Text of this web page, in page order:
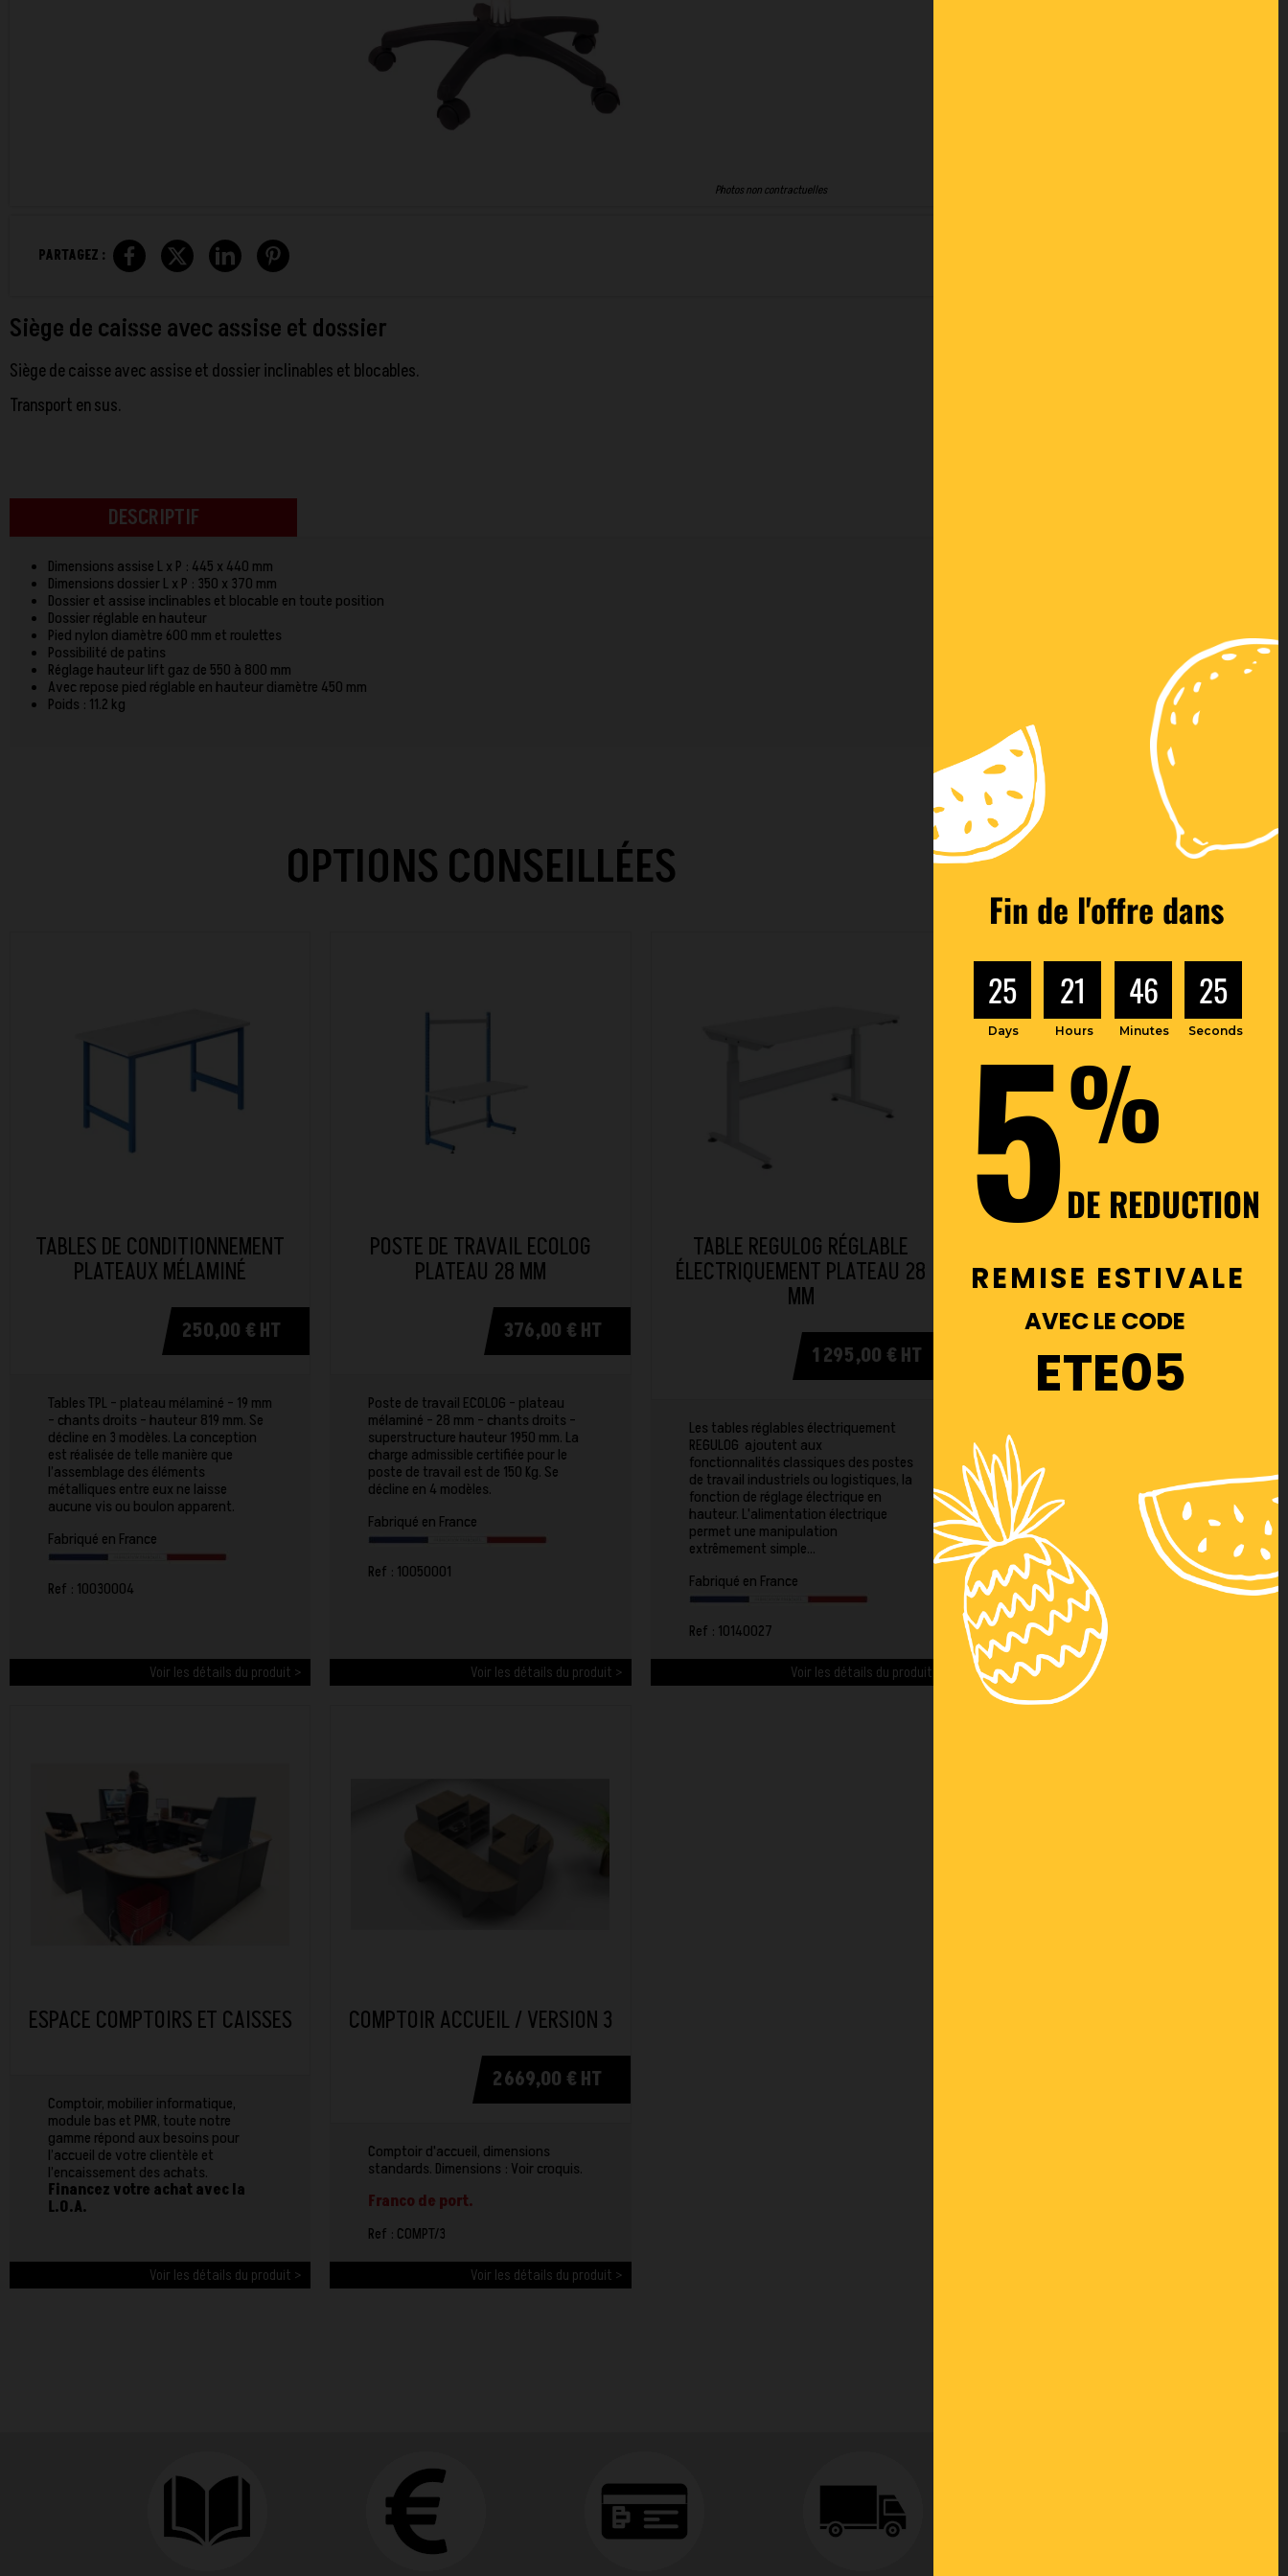
Photos non contractuelles
PARTAGEZ :
Siège de caisse avec assise et dossier
Siège de caisse avec assise et dossier inclinables et blocables.
Transport en sus.
DESCRIPTIF
Dimensions assise L x P : 445 x 440 mm
Dimensions dossier L x P : 350 x 370 mm
Dossier et assise inclinables et blocable en toute position
Dossier réglable en hauteur
Pied nylon diamètre 600 mm et roulettes
Possibilité de patins
Réglage hauteur lift gaz de 550 à 800 mm
Avec repose pied réglable en hauteur diamètre 450 mm
Poids : 11.2 kg
OPTIONS CONSEILLÉES
TABLES DE CONDITIONNEMENT
PLATEAUX MÉLAMINÉ
250,00 € HT
Tables TPL - plateau mélaminé - 19 mm
- chants droits - hauteur 819 mm. Se
décline en 3 modèles. La conception
est réalisée de telle manière que
l’assemblage des éléments
métalliques entre eux ne laisse
aucune vis ou boulon apparent.
Fabriqué en France
Ref : 10030004
Voir les détails du produit >
POSTE DE TRAVAIL ECOLOG
PLATEAU 28 MM
376,00 € HT
Poste de travail ECOLOG - plateau
mélaminé - 28 mm - chants droits -
superstructure hauteur 1950 mm. La
charge admissible certifiée pour le
poste de travail est de 150 Kg. Se
décline en 4 modèles.
Fabriqué en France
Ref : 10050001
Voir les détails du produit >
TABLE REGULOG RÉGLABLE
ÉLECTRIQUEMENT PLATEAU 28
MM
1 295,00 € HT
Les tables réglables électriquement
REGULOG ajoutent aux
fonctionnalités classiques des postes
de travail industriels ou logistiques, la
fonction de réglage électrique en
hauteur. L'alimentation électrique
permet une manipulation
extrêmement simple...
Fabriqué en France
Ref : 10140027
Voir les détails du produit >
ESPACE COMPTOIRS ET CAISSES
Comptoir, mobilier informatique,
module bas et PMR, toute notre
gamme répond aux besoins pour
l’accueil de votre clientèle et
l’encaissement des achats.
Financez votre achat avec la
L.O.A.
Voir les détails du produit >
COMPTOIR ACCUEIL / VERSION 3
2 669,00 € HT
Comptoir d'accueil, dimensions
standards. Dimensions : Voir croquis.
Franco de port.
Ref : COMPT/3
Voir les détails du produit >
5%
DE REDUCTION
Fin de l'offre dans
REMISE ESTIVALE
AVEC LE CODE
ETE05
25 21 46 24
Days Hours Minutes Seconds